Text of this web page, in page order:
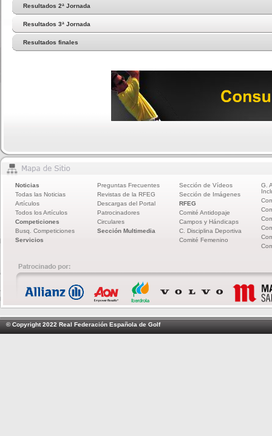
Resultados 2ª Jornada
Resultados 3ª Jornada
Resultados finales
Noticias
Todas las Noticias
Artículos
Todos los Artículos
Competiciones
Busq. Competiciones
Servicios
Preguntas Frecuentes
Revistas de la RFEG
Descargas del Portal
Patrocinadores
Circulares
Sección Multimedia
Sección de Vídeos
Sección de Imágenes
RFEG
Comité Antidopaje
Campos y Hándicaps
C. Disciplina Deportiva
Comité Femenino
G.
© Copyright 2022 Real Federación Española de Golf